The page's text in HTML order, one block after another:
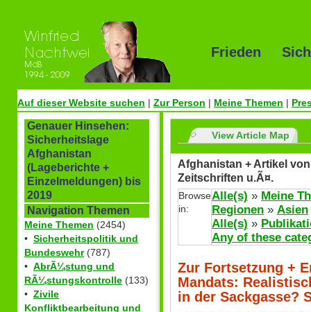
Frieden
Auf dieser Website suchen | Zur Person | Meine Themen |
Genauer Hinsehen:
Sicherheitslage
Afghanistan
(Lageberichte +
Einzelmeldungen) bis
2019
Navigation Themen
Meine Themen (2454)
• Sicherheitspolitik und
Bundeswehr(787)
• AbrÃ¼stung und
RÃ¼stungskontrolle (133)
• Zivile
Konfliktbearbeitung und
View Article Map
Afghanistan + Artikel
Zeitschriften u.Ã¤.
Browse
in:
Alle(s) » Meine
Regionen » Asien
Alle(s) »
Any of these
Zur Fortsetzung +
Mandats:
in der Sackgasse?